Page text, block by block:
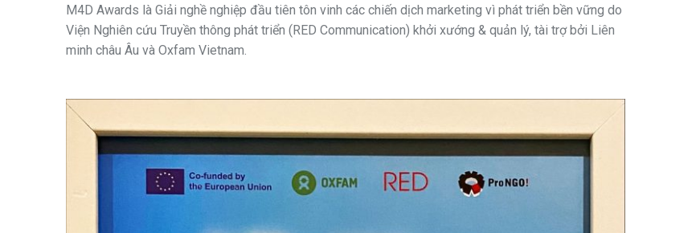
M4D Awards là Giải nghề nghiệp đầu tiên tôn vinh các chiến dịch marketing vì phát triển bền vững do
Viện Nghiên cứu Truyền thông phát triển (RED Communication) khởi xướng & quản lý, tài trợ bởi Liên
minh châu Âu và Oxfam Vietnam.